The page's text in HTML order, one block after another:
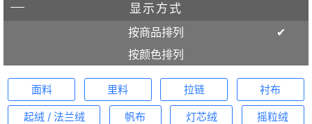
显示方式
按商品排列
按颜色排列
面料 里料 拉链 衬布
起绒 / 法兰绒 帆布 灯芯绒 摇粒绒